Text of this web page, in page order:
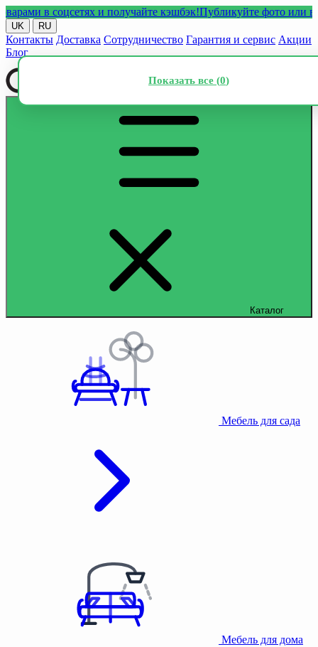
в соцсетях и получайте кэшбэк!Публикуйте фото или видео
UK RU
Контакты Доставка Сотрудничество Гарантия и сервис Акции
Блог
Каталог
Мебель для сада
Мебель для дома
Показать все (0)